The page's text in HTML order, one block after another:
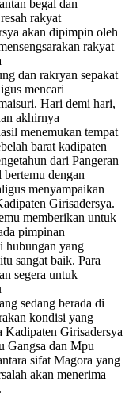
begal dan
rakyat
akan dipimpin oleh
rakyat
dan rakryan sepakat
mencari
Hari demi hari,
akhirnya
menemukan tempat
barat kadipaten
dari Pangeran
dengan
menyampaikan
Girisadersya.
memberikan untuk
pimpinan
hubungan yang
sangat baik. Para
segera untuk
sedang berada di
kondisi yang
Kadipaten Girisadersya
Gangsa dan Mpu
sifat Magora yang
akan menerima